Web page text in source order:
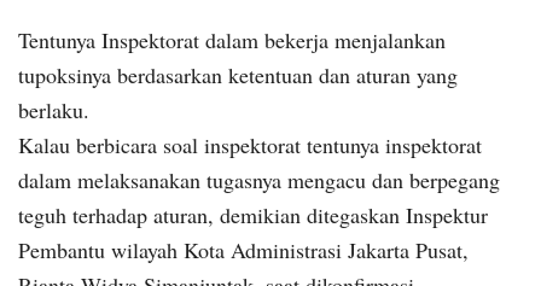
Tentunya Inspektorat dalam bekerja menjalankan
tupoksinya berdasarkan ketentuan dan aturan yang
berlaku.
Kalau berbicara soal inspektorat tentunya inspektorat
dalam melaksanakan tugasnya mengacu dan berpegang
teguh terhadap aturan, demikian ditegaskan Inspektur
Pembantu wilayah Kota Administrasi Jakarta Pusat,